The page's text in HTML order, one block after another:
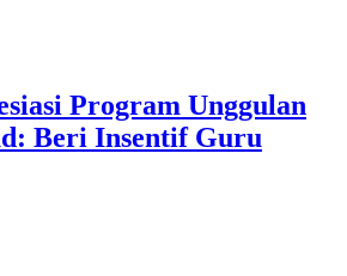
Program Unggulan
Beri Insentif Guru